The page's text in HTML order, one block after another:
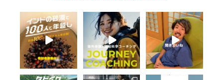
首都デリーから、砂
漠の街へ。
列車に揺られ、街を
歩き、...
40 0
海外体験を、思い出
で終わらせない。
タビイクを始めて15
年。...
101 14
タビイクに参加し
て、一番変わったこ
とは何ですか？
勇気を出せるように
なった。
75 13